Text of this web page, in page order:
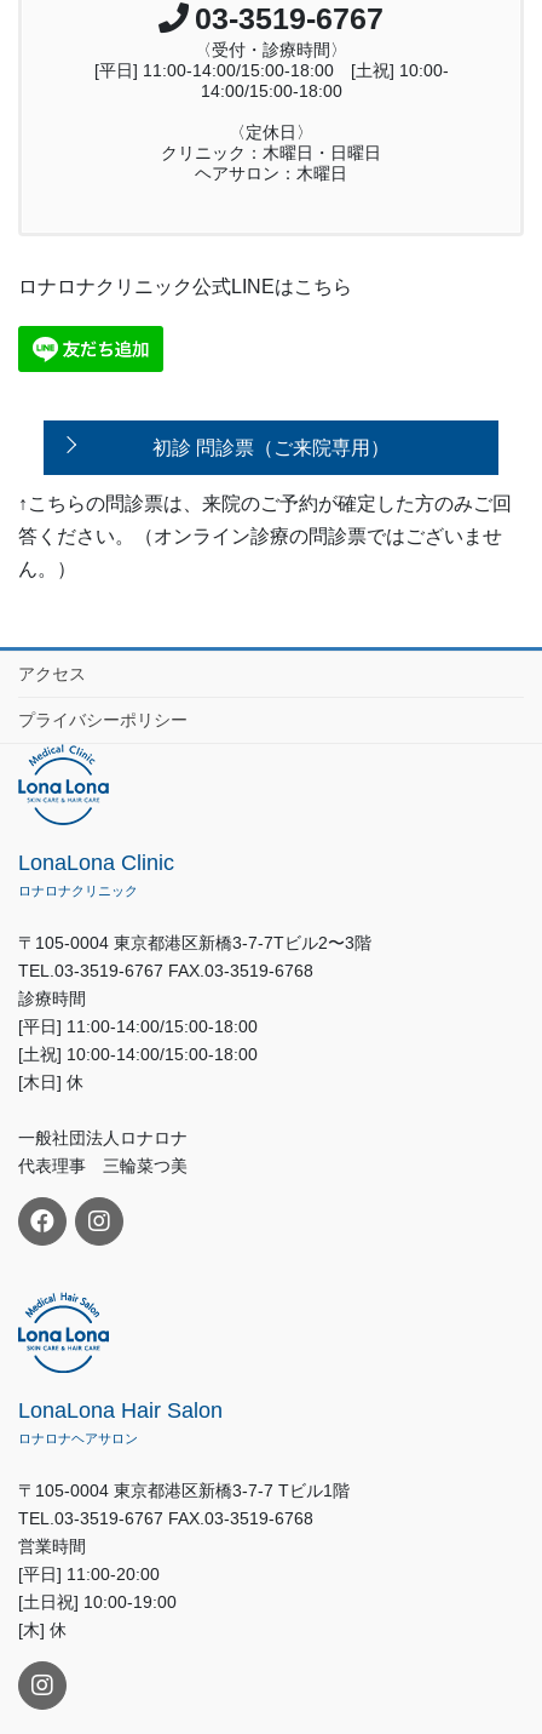
03-3519-6767
〈受付・診療時間〉
[平日] 11:00-14:00/15:00-18:00 [土祝] 10:00-
14:00/15:00-18:00
〈定休日〉
クリニック：木曜日・日曜日
ヘアサロン：木曜日
ロナロナクリニック公式LINEはこちら
初診 問診票（ご来院専用）
↑こちらの問診票は、来院のご予約が確定した方のみご回
答ください。（オンライン診療の問診票ではございませ
ん。）
アクセス
プライバシーポリシー
LonaLona Clinic
ロナロナクリニック
〒105-0004 東京都港区新橋3-7-7Tビル2〜3階
TEL.03-3519-6767 FAX.03-3519-6768
診療時間
[平日] 11:00-14:00/15:00-18:00
[土祝] 10:00-14:00/15:00-18:00
[木日] 休
一般社団法人ロナロナ
代表理事 三輪菜つ美
LonaLona Hair Salon
ロナロナヘアサロン
〒105-0004 東京都港区新橋3-7-7 Tビル1階
TEL.03-3519-6767 FAX.03-3519-6768
営業時間
[平日] 11:00-20:00
[土日祝] 10:00-19:00
[木] 休